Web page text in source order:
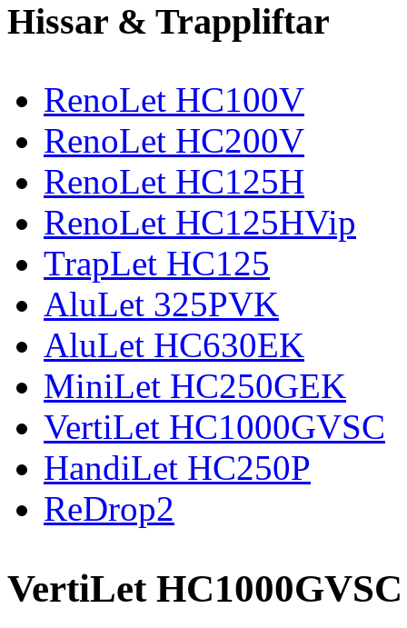
Hissar & Trappliftar
RenoLet HC100V
RenoLet HC200V
RenoLet HC125H
RenoLet HC125HVip
TrapLet HC125
AluLet 325PVK
AluLet HC630EK
MiniLet HC250GEK
VertiLet HC1000GVSC
HandiLet HC250P
ReDrop2
VertiLet HC1000GVSC